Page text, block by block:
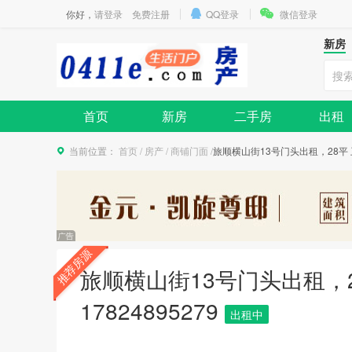
你好， 请登录 免费注册 QQ登录 微信登录
新房
首页 新房 二手房 出租
当前位置： 首页 / 房产/商铺门面 /旅顺横山街13号门头出租，28
推荐房源旅顺横山街13号门头出租
17824895279
出租中